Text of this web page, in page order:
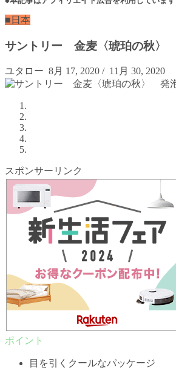
■日本
サントリー 金麦〈琥珀の秋〉
ユタロー 8月 17, 2020 / 11月 30, 2020
スポンサーリンク
目を引くクールなパッケージ